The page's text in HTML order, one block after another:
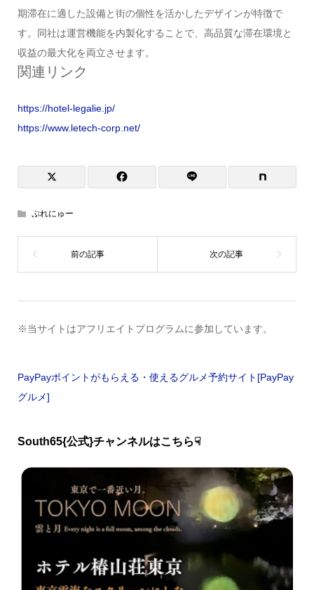
期滞在に適した設備と街の個性を活かしたデザインが特徴で
す。同社は運営機能を内製化することで、高品質な滞在環境と
収益の最大化を両立させます。
関連リンク
https://hotel-legalie.jp/
https://www.letech-corp.net/
ぷれにゅー
※当サイトはアフリエイトプログラムに参加しています。
PayPayポイントがもらえる・使えるグルメ予約サイト[PayPay
グルメ]
South65{公式}チャンネルはこちら☟